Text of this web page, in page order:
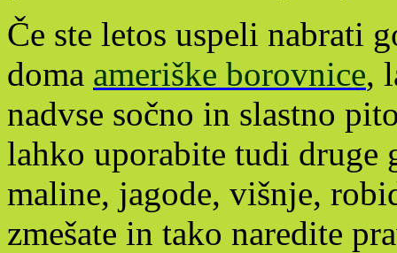
Če ste letos uspeli nabrati
doma ameriške borovnice,
nadvse sočno in slastno
lahko uporabite tudi druge
maline, jagode, višnje,
zmešate in tako naredite